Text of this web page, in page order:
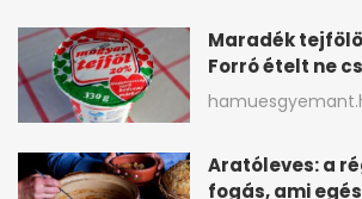
Maradék
Forró ételt ne
ilyen tégelybe
Aratóleves: a
fogás, ami